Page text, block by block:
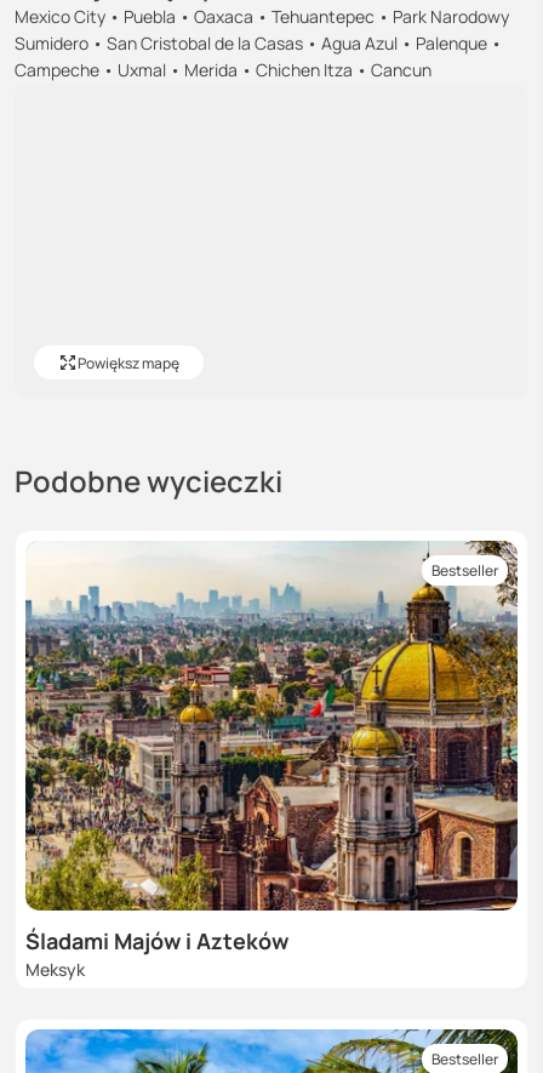
Mexico City • Puebla • Oaxaca • Tehuantepec • Park Narodowy
Sumidero • San Cristobal de la Casas • Agua Azul • Palenque •
Campeche • Uxmal • Merida • Chichen Itza • Cancun
Powiększ mapę
Podobne wycieczki
Bestseller
Śladami Majów i Azteków
Meksyk
Bestseller